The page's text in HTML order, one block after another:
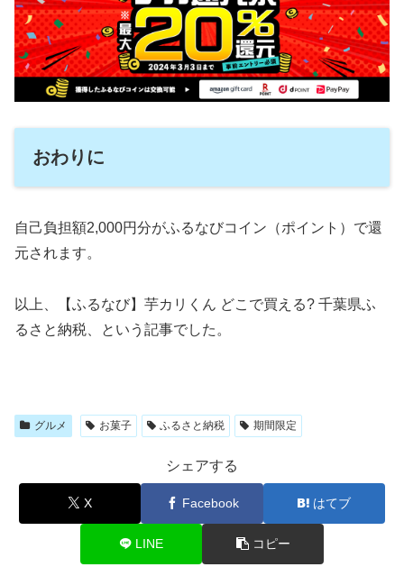
おわりに
自己負担額2,000円分がふるなびコイン（ポイント）で還
元されます。
以上、【ふるなび】芋カリくん どこで買える? 千葉県ふ
るさと納税、という記事でした。
グルメ お菓子 ふるさと納税 期間限定
シェアする
X Facebook はてブ
LINE コピー